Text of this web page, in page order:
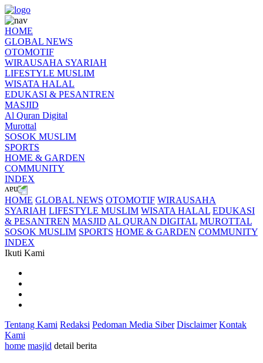
HOME
GLOBAL NEWS
OTOMOTIF
WIRAUSAHA SYARIAH
LIFESTYLE MUSLIM
WISATA HALAL
EDUKASI & PESANTREN
MASJID
Al Quran Digital
Murottal
SOSOK MUSLIM
SPORTS
HOME & GARDEN
COMMUNITY
INDEX
HOME GLOBAL NEWS OTOMOTIF WIRAUSAHA
SYARIAH LIFESTYLE MUSLIM WISATA HALAL EDUKASI
& PESANTREN MASJID AL QURAN DIGITAL MUROTTAL
SOSOK MUSLIM SPORTS HOME & GARDEN COMMUNITY
INDEX
Ikuti Kami
Tentang Kami Redaksi Pedoman Media Siber Disclaimer Kontak
Kami
home masjid detail berita